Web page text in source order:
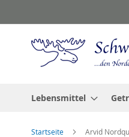
Inhalt
Lebensmittel
Startseite Arvid